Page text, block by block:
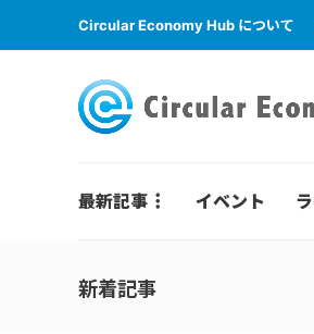
Circular Economy Hub について
最新記事 イベント
新着記事